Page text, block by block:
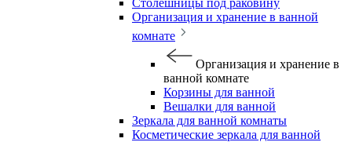
Столешницы под раковину
Организация и хранение в ванной
комнате
Организация и хранение в
ванной комнате
Корзины для ванной
Вешалки для ванной
Зеркала для ванной комнаты
Косметические зеркала для ванной